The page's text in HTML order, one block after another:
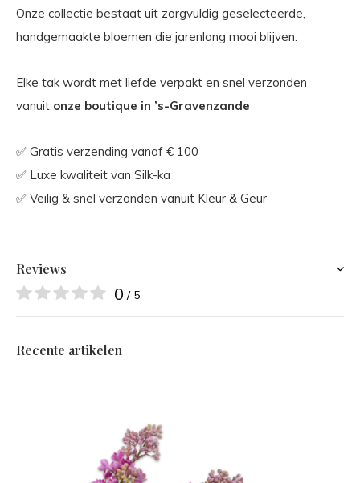
Onze collectie bestaat uit zorgvuldig geselecteerde,
handgemaakte bloemen die jarenlang mooi blijven.
Elke tak wordt met liefde verpakt en snel verzonden
vanuit onze boutique in ’s-Gravenzande
✅ Gratis verzending vanaf € 100
✅ Luxe kwaliteit van Silk-ka
✅ Veilig & snel verzonden vanuit Kleur & Geur
Reviews
0 / 5
Recente artikelen